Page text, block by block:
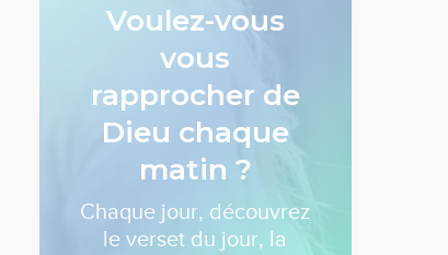
Voulez-vous
vous
rapprocher de
Dieu chaque
matin ?
Chaque jour, découvrez
le verset du jour, la